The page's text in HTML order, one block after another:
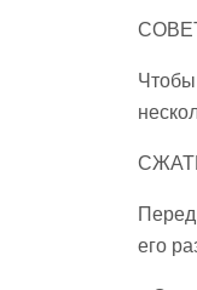
его